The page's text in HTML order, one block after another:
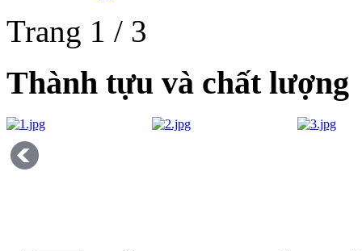
Trang 1 / 3
Thành tựu và chất lượng